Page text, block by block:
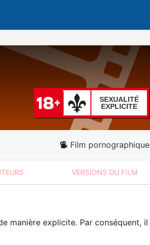
SEXUALITÉ
EXPLICITE
Film pornographique
VERSIONS DU FILM
manière explicite. Par conséquent, il